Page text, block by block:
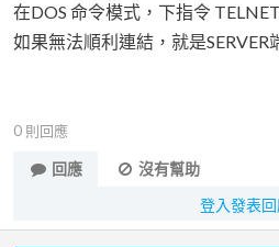
在DOS 命令模式，下指令
如果無法順利連結，就是SERVER
0 則回應
回應
沒有幫助
登入發表